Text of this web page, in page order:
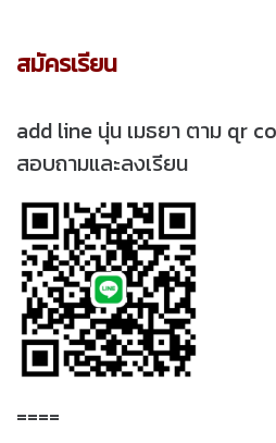
สมัครเรียน
add line นุ่น เมธยา ตาม qr
สอบถามและลงเรียน
====